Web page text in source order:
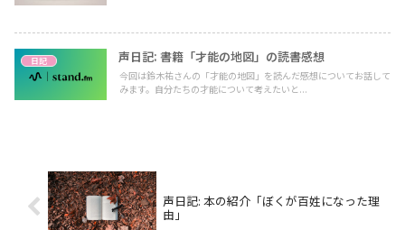
日記 声日記: 書籍「才能の地図」の読書感想
今回は鈴木祐さんの「才能の地図」を読んだ感想についてお話して
みます。自分たちの才能について考えたいと...
声日記: 本の紹介「ぼくが百姓になった理
由」